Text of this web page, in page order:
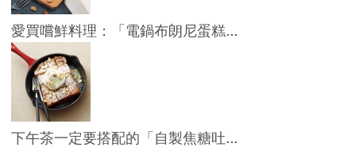
愛買嚐鮮料理：「電鍋布朗尼蛋糕...
下午茶一定要搭配的「自製焦糖吐...